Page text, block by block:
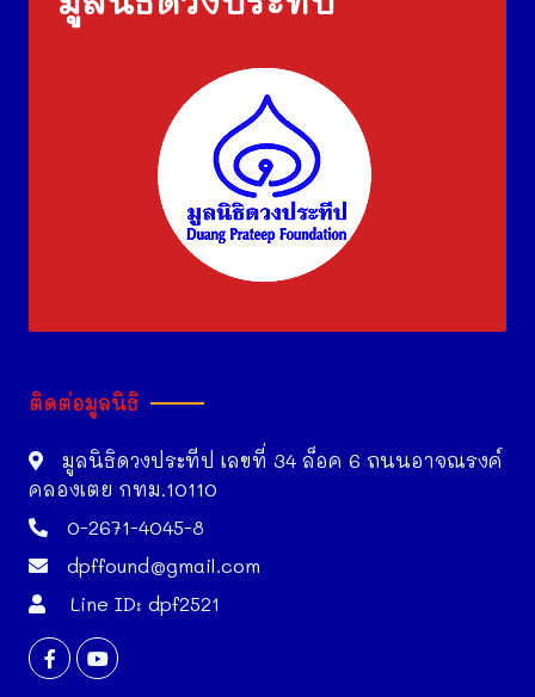
ติดต่อมูลนิธิ
มูลนิธิดวงประทีป เลขที่ 34 ล็อค 6 ถนนอาจณรงค์
คลองเตย กทม.10110
0-2671-4045-8
dpffound@gmail.com
Line ID: dpf2521